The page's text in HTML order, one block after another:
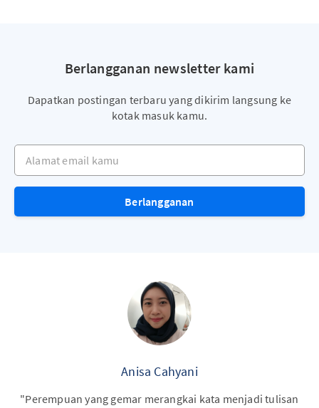
Berlangganan newsletter kami
Dapatkan postingan terbaru yang dikirim langsung ke
kotak masuk kamu.
Alamat email kamu
Berlangganan
Anisa Cahyani
"Perempuan yang gemar merangkai kata menjadi tulisan